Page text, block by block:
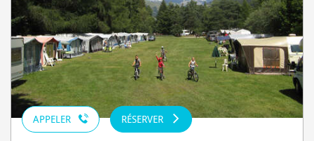
APPELER RÉSERVER